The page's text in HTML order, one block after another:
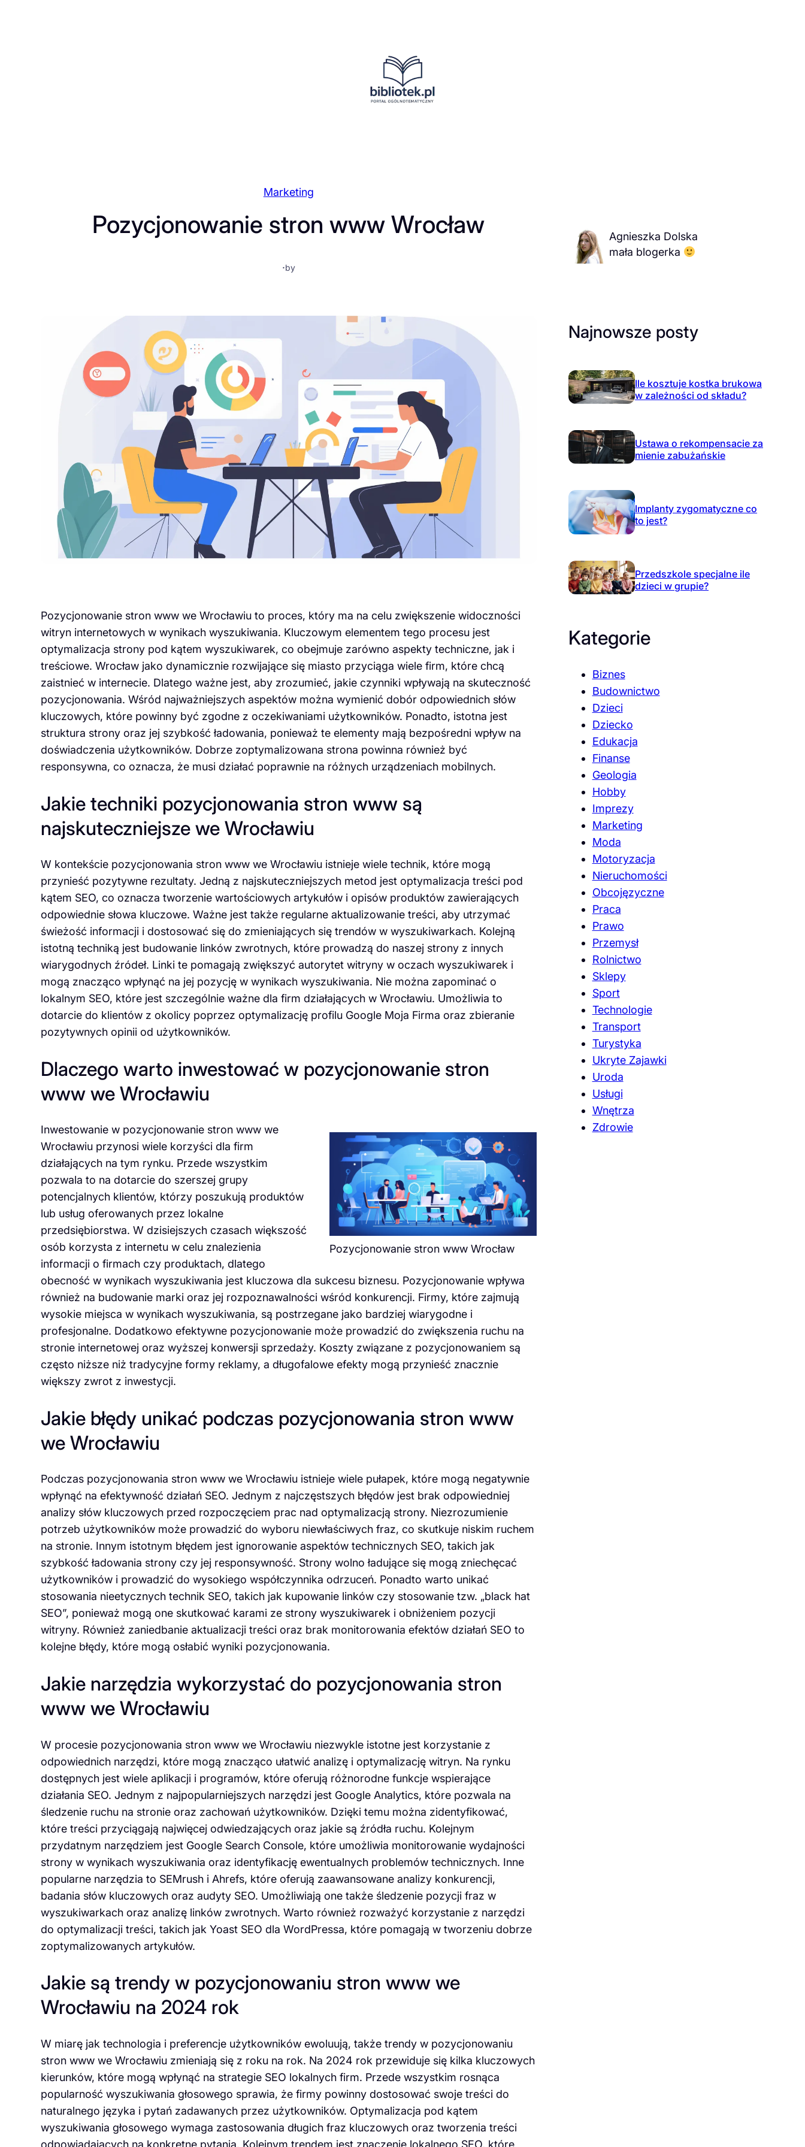
Marketing
Pozycjonowanie stron www Wrocław
·by
Pozycjonowanie stron www we Wrocławiu to proces, który ma na celu zwiększenie widoczności
witryn internetowych w wynikach wyszukiwania. Kluczowym elementem tego procesu jest
optymalizacja strony pod kątem wyszukiwarek, co obejmuje zarówno aspekty techniczne, jak i
treściowe. Wrocław jako dynamicznie rozwijające się miasto przyciąga wiele firm, które chcą
zaistnieć w internecie. Dlatego ważne jest, aby zrozumieć, jakie czynniki wpływają na skuteczność
pozycjonowania. Wśród najważniejszych aspektów można wymienić dobór odpowiednich słów
kluczowych, które powinny być zgodne z oczekiwaniami użytkowników. Ponadto, istotna jest
struktura strony oraz jej szybkość ładowania, ponieważ te elementy mają bezpośredni wpływ na
doświadczenia użytkowników. Dobrze zoptymalizowana strona powinna również być
responsywna, co oznacza, że musi działać poprawnie na różnych urządzeniach mobilnych.
Jakie techniki pozycjonowania stron www są
najskuteczniejsze we Wrocławiu
W kontekście pozycjonowania stron www we Wrocławiu istnieje wiele technik, które mogą
przynieść pozytywne rezultaty. Jedną z najskuteczniejszych metod jest optymalizacja treści pod
kątem SEO, co oznacza tworzenie wartościowych artykułów i opisów produktów zawierających
odpowiednie słowa kluczowe. Ważne jest także regularne aktualizowanie treści, aby utrzymać
świeżość informacji i dostosować się do zmieniających się trendów w wyszukiwarkach. Kolejną
istotną techniką jest budowanie linków zwrotnych, które prowadzą do naszej strony z innych
wiarygodnych źródeł. Linki te pomagają zwiększyć autorytet witryny w oczach wyszukiwarek i
mogą znacząco wpłynąć na jej pozycję w wynikach wyszukiwania. Nie można zapominać o
lokalnym SEO, które jest szczególnie ważne dla firm działających w Wrocławiu. Umożliwia to
dotarcie do klientów z okolicy poprzez optymalizację profilu Google Moja Firma oraz zbieranie
pozytywnych opinii od użytkowników.
Dlaczego warto inwestować w pozycjonowanie stron
www we Wrocławiu
Pozycjonowanie stron www Wrocław
Inwestowanie w pozycjonowanie stron www we
Wrocławiu przynosi wiele korzyści dla firm
działających na tym rynku. Przede wszystkim
pozwala to na dotarcie do szerszej grupy
potencjalnych klientów, którzy poszukują produktów
lub usług oferowanych przez lokalne
przedsiębiorstwa. W dzisiejszych czasach większość
osób korzysta z internetu w celu znalezienia
informacji o firmach czy produktach, dlatego
obecność w wynikach wyszukiwania jest kluczowa dla sukcesu biznesu. Pozycjonowanie wpływa
również na budowanie marki oraz jej rozpoznawalności wśród konkurencji. Firmy, które zajmują
wysokie miejsca w wynikach wyszukiwania, są postrzegane jako bardziej wiarygodne i
profesjonalne. Dodatkowo efektywne pozycjonowanie może prowadzić do zwiększenia ruchu na
stronie internetowej oraz wyższej konwersji sprzedaży. Koszty związane z pozycjonowaniem są
często niższe niż tradycyjne formy reklamy, a długofalowe efekty mogą przynieść znacznie
większy zwrot z inwestycji.
Jakie błędy unikać podczas pozycjonowania stron www
we Wrocławiu
Podczas pozycjonowania stron www we Wrocławiu istnieje wiele pułapek, które mogą negatywnie
wpłynąć na efektywność działań SEO. Jednym z najczęstszych błędów jest brak odpowiedniej
analizy słów kluczowych przed rozpoczęciem prac nad optymalizacją strony. Niezrozumienie
potrzeb użytkowników może prowadzić do wyboru niewłaściwych fraz, co skutkuje niskim ruchem
na stronie. Innym istotnym błędem jest ignorowanie aspektów technicznych SEO, takich jak
szybkość ładowania strony czy jej responsywność. Strony wolno ładujące się mogą zniechęcać
użytkowników i prowadzić do wysokiego współczynnika odrzuceń. Ponadto warto unikać
stosowania nieetycznych technik SEO, takich jak kupowanie linków czy stosowanie tzw. „black hat
SEO”, ponieważ mogą one skutkować karami ze strony wyszukiwarek i obniżeniem pozycji
witryny. Również zaniedbanie aktualizacji treści oraz brak monitorowania efektów działań SEO to
kolejne błędy, które mogą osłabić wyniki pozycjonowania.
Jakie narzędzia wykorzystać do pozycjonowania stron
www we Wrocławiu
W procesie pozycjonowania stron www we Wrocławiu niezwykle istotne jest korzystanie z
odpowiednich narzędzi, które mogą znacząco ułatwić analizę i optymalizację witryn. Na rynku
dostępnych jest wiele aplikacji i programów, które oferują różnorodne funkcje wspierające
działania SEO. Jednym z najpopularniejszych narzędzi jest Google Analytics, które pozwala na
śledzenie ruchu na stronie oraz zachowań użytkowników. Dzięki temu można zidentyfikować,
które treści przyciągają najwięcej odwiedzających oraz jakie są źródła ruchu. Kolejnym
przydatnym narzędziem jest Google Search Console, które umożliwia monitorowanie wydajności
strony w wynikach wyszukiwania oraz identyfikację ewentualnych problemów technicznych. Inne
popularne narzędzia to SEMrush i Ahrefs, które oferują zaawansowane analizy konkurencji,
badania słów kluczowych oraz audyty SEO. Umożliwiają one także śledzenie pozycji fraz w
wyszukiwarkach oraz analizę linków zwrotnych. Warto również rozważyć korzystanie z narzędzi
do optymalizacji treści, takich jak Yoast SEO dla WordPressa, które pomagają w tworzeniu dobrze
zoptymalizowanych artykułów.
Jakie są trendy w pozycjonowaniu stron www we
Wrocławiu na 2024 rok
W miarę jak technologia i preferencje użytkowników ewoluują, także trendy w pozycjonowaniu
stron www we Wrocławiu zmieniają się z roku na rok. Na 2024 rok przewiduje się kilka kluczowych
kierunków, które mogą wpłynąć na strategie SEO lokalnych firm. Przede wszystkim rosnąca
popularność wyszukiwania głosowego sprawia, że firmy powinny dostosować swoje treści do
naturalnego języka i pytań zadawanych przez użytkowników. Optymalizacja pod kątem
wyszukiwania głosowego wymaga zastosowania długich fraz kluczowych oraz tworzenia treści
odpowiadających na konkretne pytania. Kolejnym trendem jest znaczenie lokalnego SEO, które
Agnieszka Dolska
mała blogerka
Najnowsze posty
Ile kosztuje kostka brukowa
w zależności od składu?
Ustawa o rekompensacie za
mienie zabużańskie
Implanty zygomatyczne co
to jest?
Przedszkole specjalne ile
dzieci w grupie?
Kategorie
Biznes
Budownictwo
Dzieci
Dziecko
Edukacja
Finanse
Geologia
Hobby
Imprezy
Marketing
Moda
Motoryzacja
Nieruchomości
Obcojęzyczne
Praca
Prawo
Przemysł
Rolnictwo
Sklepy
Sport
Technologie
Transport
Turystyka
Ukryte Zajawki
Uroda
Usługi
Wnętrza
Zdrowie